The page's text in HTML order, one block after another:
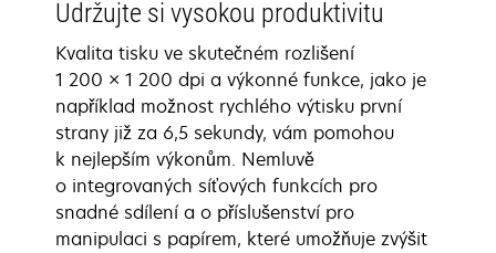
Udržujte si vysokou produktivitu
Kvalita tisku ve skutečném rozlišení
1 200 × 1 200 dpi a výkonné funkce, jako je
například možnost rychlého výtisku první
strany již za 6,5 sekundy, vám pomohou
k nejlepším výkonům. Nemluvě
o integrovaných síťových funkcích pro
snadné sdílení a o příslušenství pro
manipulaci s papírem, které umožňuje zvýšit